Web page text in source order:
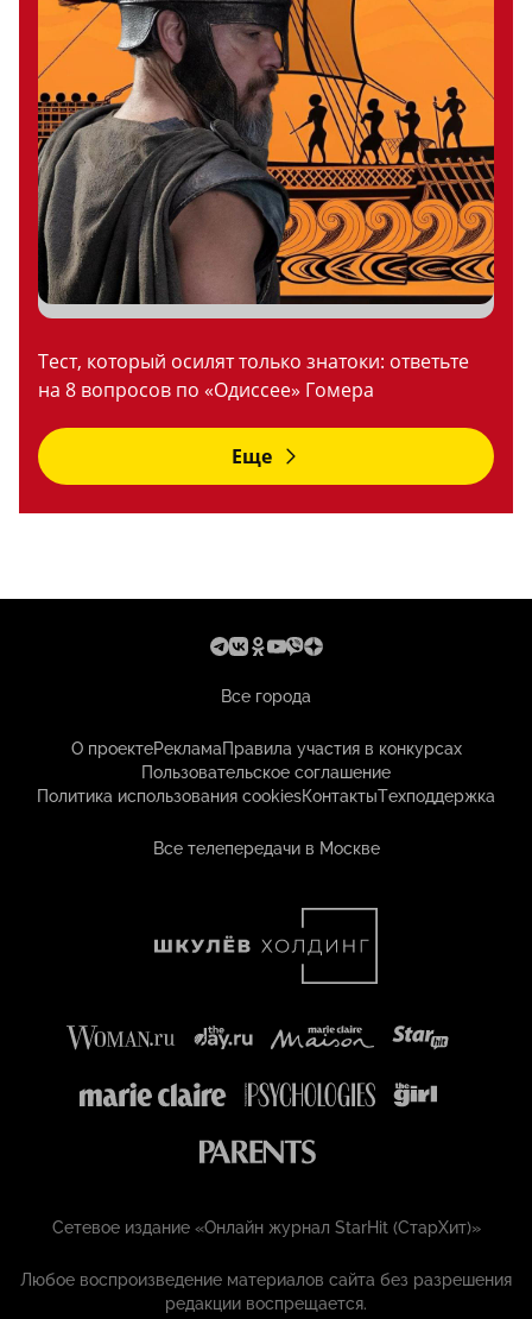
Тест, который осилят только знатоки: ответьте
на 8 вопросов по «Одиссее» Гомера
Еще
Все города
О проектеРекламаПравила участия в конкурсах
Пользовательское соглашение
Политика использования cookiesКонтактыТехподдержка
Все телепередачи в Москве
Сетевое издание «Онлайн журнал StarHit (СтарХит)»
Любое воспроизведение материалов сайта без разрешения
редакции воспрещается.